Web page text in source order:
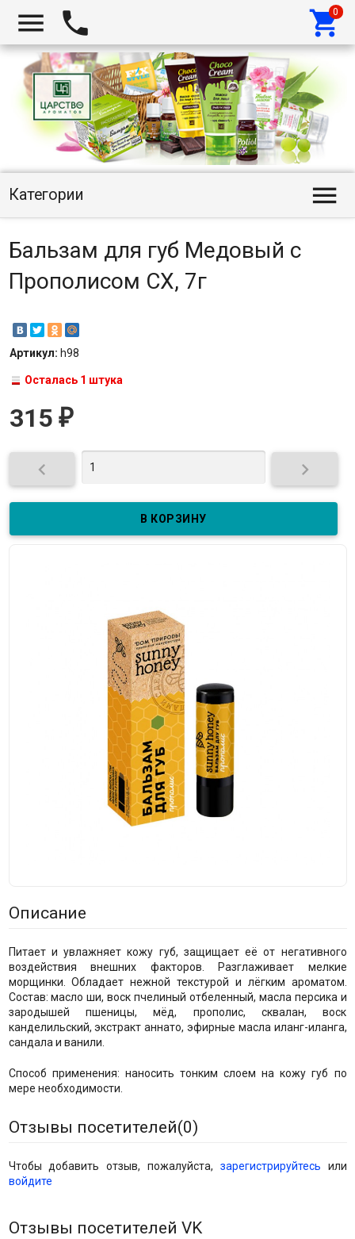
  
Категории 
Бальзам для губ Медовый с
Прополисом СХ, 7г
Артикул: h98
Осталась 1 штука
315 ₽
 
Описание
Питает и увлажняет кожу губ, защищает её от негативного
воздействия внешних факторов. Разглаживает мелкие
морщинки. Обладает нежной текстурой и лёгким ароматом.
Состав: масло ши, воск пчелиный отбеленный, масла персика и
зародышей пшеницы, мёд, прополис, сквалан, воск
канделильский, экстракт аннато, эфирные масла иланг-иланга,
сандала и ванили.
Способ применения: наносить тонким слоем на кожу губ по
мере необходимости.
Отзывы посетителей(0)
Чтобы добавить отзыв, пожалуйста, зарегистрируйтесь или
войдите
Отзывы посетителей VK